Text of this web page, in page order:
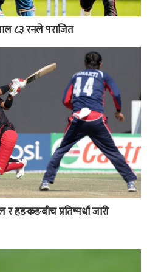
८३ रनले पराजित
हङकङबीच प्रतिष्पर्धा जारी